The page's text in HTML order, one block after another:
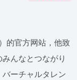
的官方网站，他致
んなとつながり
ーチャルタレン